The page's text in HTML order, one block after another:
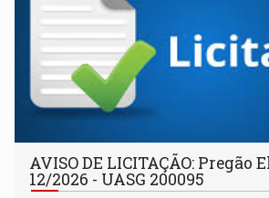
AVISO DE LICITAÇÃO: Pregão
12/2026 - UASG 200095